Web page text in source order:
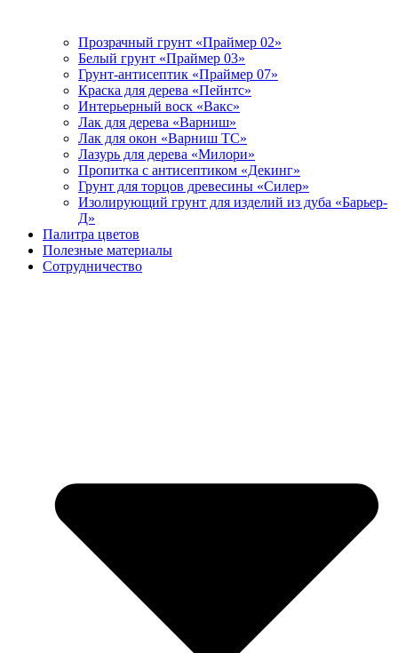
Прозрачный грунт «Праймер 02»
Белый грунт «Праймер 03»
Грунт-антисептик «Праймер 07»
Краска для дерева «Пейнтс»
Интерьерный воск «Вакс»
Лак для дерева «Варниш»
Лак для окон «Варниш ТС»
Лазурь для дерева «Милори»
Пропитка с антисептиком «Декинг»
Грунт для торцов древесины «Силер»
Изолирующий грунт для изделий из дуба «Барьер-
Д»
Палитра цветов
Полезные материалы
Сотрудничество